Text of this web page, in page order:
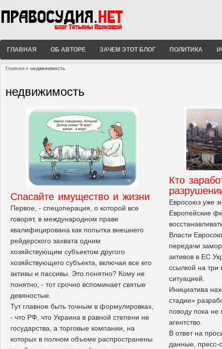
ГЛАВНАЯ ОБ АВТОРЕ ЗАЧЕМ ЭТОТ БЛОГ ПОЛИТИКА
Главная » недвижимость
недвижимость
Спасайте имущество и жизни
Первое, - спецоперация, о которой все
говорят, в международном праве
квалифицирована как попытка внешнего
рейдерского захвата одним
хозяйствующим субъектом другого
хозяйствующего субъекта, включая все его
активы и пассивы. Это понятно? Кому не
понятно, - тот срочно вспоминает святые
девяностые.
Тут главное быть точным в формулировках,
- что РФ, что Украина в равной степени не
государства, а торговые компании, на
которых в полном объеме распространены
Кто
Евросоюз уже
Европейские
Власти
передачи
активов в ЕС
ссылкой на три
ситуацией.
Инициатива
стадии»
поводу пока
агентство.
В ответ на
данные, пресс-